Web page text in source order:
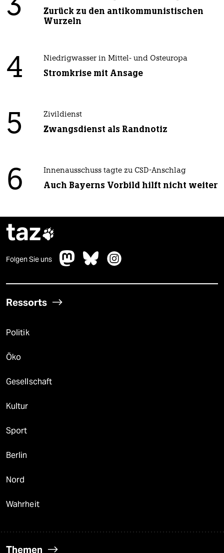
3
Zurück zu den antikommunistischen
Wurzeln
4 Niedrigwasser in Mittel- und Osteuropa
Stromkrise mit Ansage
5 Zivildienst
Zwangsdienst als Randnotiz
6 Innenausschuss tagte zu CSD-Anschlag
Auch Bayerns Vorbild hilft nicht weiter
taz
Folgen Sie uns
Ressorts
Politik
Öko
Gesellschaft
Kultur
Sport
Berlin
Nord
Wahrheit
Themen